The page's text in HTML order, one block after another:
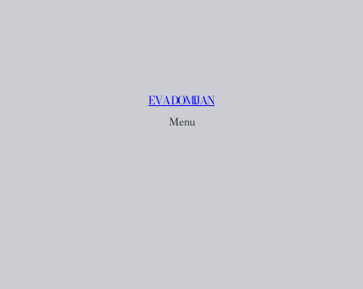
EVA DOMIJAN
Menu